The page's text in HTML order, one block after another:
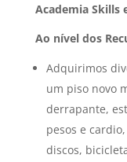
Academia Skills
Ao nível dos
Adquirimos
um piso novo
derrapante,
pesos e
discos,